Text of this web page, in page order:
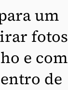
um
fotos
e
de